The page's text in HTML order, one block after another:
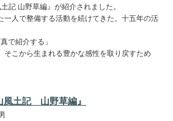
記 山野草編』が紹介されました。
一人で整備する活動を続けてきた。十五年の活
で紹介する」
そこから生まれる豊かな感性を取り戻すため
風土記 山野草編』